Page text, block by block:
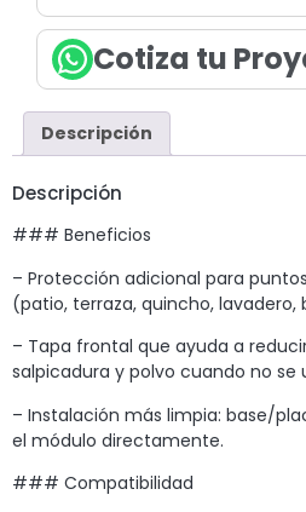
Cotiza tu
Descripción
Descripción
### Beneficios
– Protección adicional para
(patio, terraza, quincho, lavadero,
– Tapa frontal que ayuda a
salpicadura y polvo cuando no se
– Instalación más limpia: base/
el módulo directamente.
### Compatibilidad